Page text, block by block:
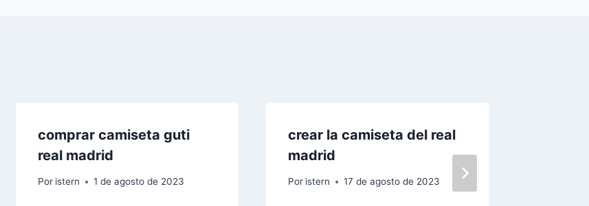
comprar camiseta guti
real madrid
Por istern 1 de agosto de 2023
crear la camiseta del real
madrid
Por istern 17 de agosto de 2023